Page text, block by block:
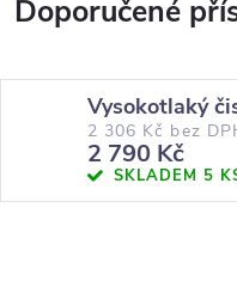
Vysokotlaký
2 306 Kč bez
2 790 Kč
SKLADEM 5